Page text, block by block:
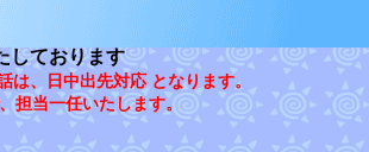
しております
、日中出先対応 となります。
担当一任いたします。